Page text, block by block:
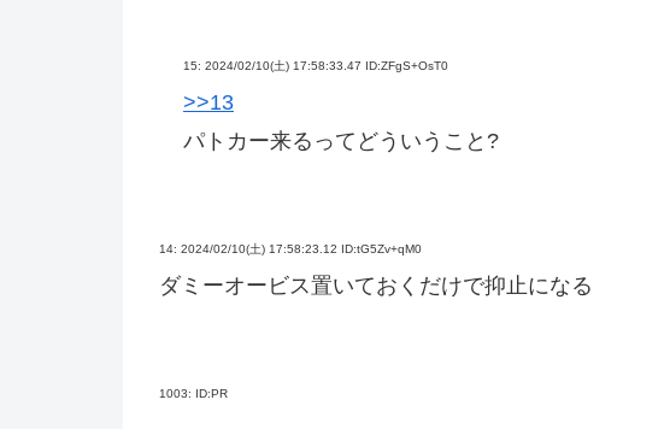
15: 2024/02/10(土) 17:58:33.47 ID:ZFgS+OsT0
>>13
パトカー来るってどういうこと?
14: 2024/02/10(土) 17:58:23.12 ID:tG5Zv+qM0
ダミーオービス置いておくだけで抑止になる
1003: ID:PR